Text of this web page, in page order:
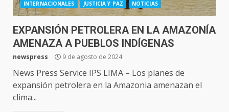
INTERNACIONALES JUSTICIA Y PAZ NOTICIAS
EXPANSIÓN PETROLERA EN LA AMAZONÍA
AMENAZA A PUEBLOS INDÍGENAS
newspress 9 de agosto de 2024
News Press Service IPS LIMA – Los planes de
expansión petrolera en la Amazonia amenazan el
clima...